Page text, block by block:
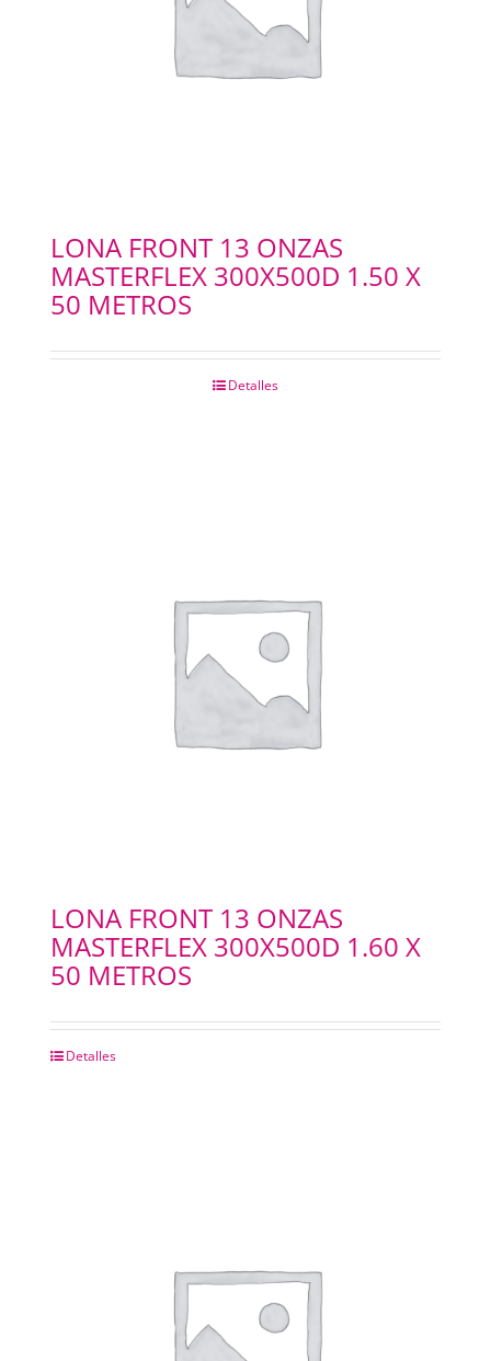
LONA FRONT 13 ONZAS
MASTERFLEX 300X500D 1.50 X
50 METROS
Detalles
LONA FRONT 13 ONZAS
MASTERFLEX 300X500D 1.60 X
50 METROS
Detalles